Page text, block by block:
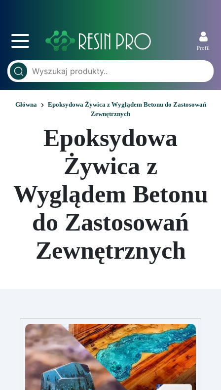
Profil
Główna
Epoksydowa Żywica z Wyglądem Betonu do Zastosowań
Zewnętrznych
Epoksydowa
Żywica z
Wyglądem Betonu
do Zastosowań
Zewnętrznych